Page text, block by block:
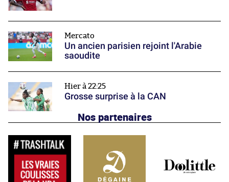
Mercato
Un ancien parisien rejoint l'Arabie
saoudite
Hier à 22:25
Grosse surprise à la CAN
Nos partenaires